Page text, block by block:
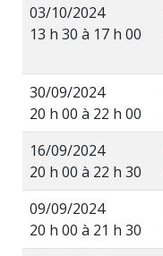
03/10/2024
13 h 30 à 17 h 00
30/09/2024
20 h 00 à 22 h 00
16/09/2024
20 h 00 à 22 h 30
09/09/2024
20 h 00 à 21 h 30